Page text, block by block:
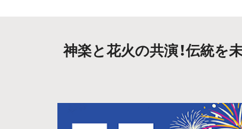
カテゴリーから
神楽と花火の共演！伝統を